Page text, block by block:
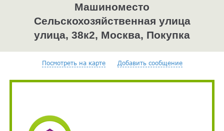
Машиноместо
Сельскохозяйственная улица
улица, 38к2, Москва, Покупка
Посмотреть на карте Добавить сообщение